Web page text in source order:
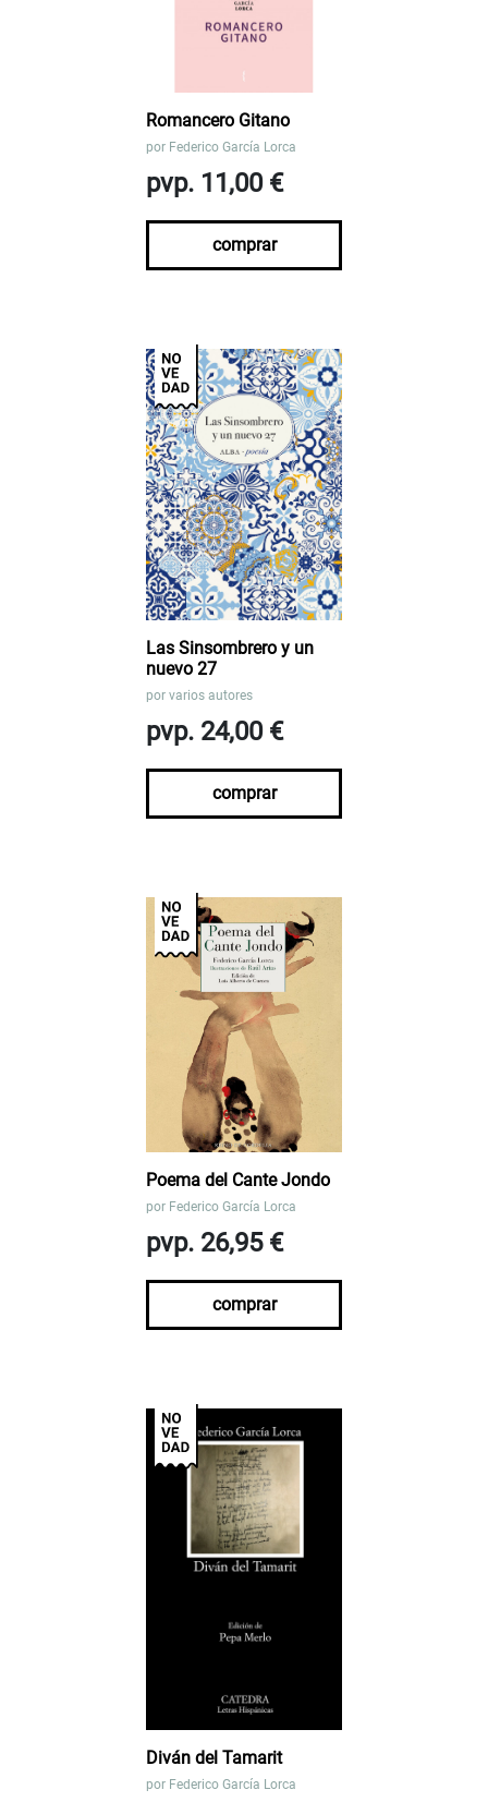
Romancero Gitano
por Federico García Lorca
pvp. 11,00 €
comprar
Las Sinsombrero y un
nuevo 27
por varios autores
pvp. 24,00 €
comprar
Poema del Cante Jondo
por Federico García Lorca
pvp. 26,95 €
comprar
Diván del Tamarit
por Federico García Lorca